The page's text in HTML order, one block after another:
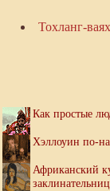
Тохланг-
Как простые
Хэллоуин по-
Африканский